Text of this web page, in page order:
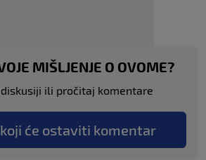
MIŠLJENJE O OVOME?
ili pročitaj komentare
će ostaviti komentar